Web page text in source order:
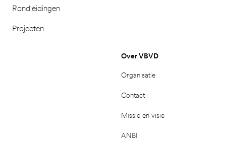
Rondleidingen
Projecten
Over VBVD
Organisatie
Contact
Missie en visie
ANBI